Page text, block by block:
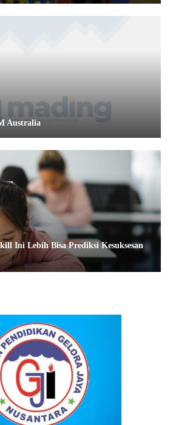
Australia
Ini Lebih Bisa Prediksi Kesuksesan